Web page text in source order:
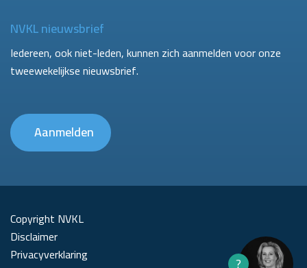
NVKL nieuwsbrief
Iedereen, ook niet-leden, kunnen zich aanmelden voor onze
tweewekelijkse nieuwsbrief.
Aanmelden
Copyright NVKL
Disclaimer
Privacyverklaring